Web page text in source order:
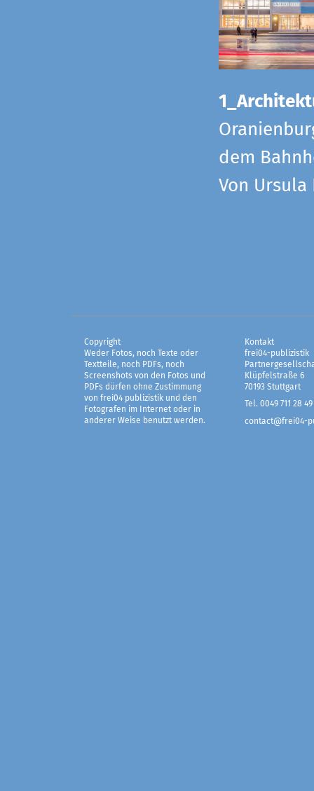
dem
Von Ursula
Copyright
Weder Fotos, noch Texte oder
Textteile, noch PDFs, noch
Screenshots von den Fotos und
PDFs dürfen ohne Zustimmung
von frei04 publizistik und den
Fotografen im Internet oder in
anderer Weise benutzt werden.
Kontakt
frei04-publizistik
Klüpfelstraße 6
70193 Stuttgart
Tel. 0049 711 28 49
contact@frei04-